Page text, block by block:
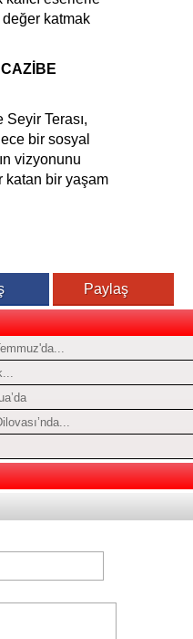
değer katmak
Seyir Terası,
bir sosyal
vizyonunu
katan bir yaşam
Paylaş